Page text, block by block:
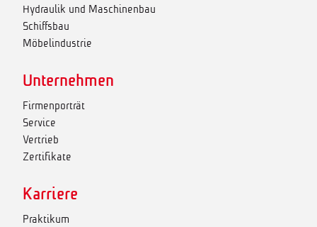
Hydraulik und Maschinenbau
Schiffsbau
Möbelindustrie
Unternehmen
Firmenporträt
Service
Vertrieb
Zertifikate
Karriere
Praktikum